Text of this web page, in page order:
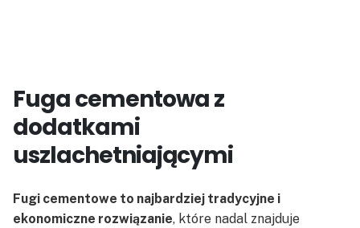
Fuga cementowa z
dodatkami
uszlachetniającymi
Fugi cementowe to najbardziej tradycyjne i
ekonomiczne rozwiązanie, które nadal znajduje